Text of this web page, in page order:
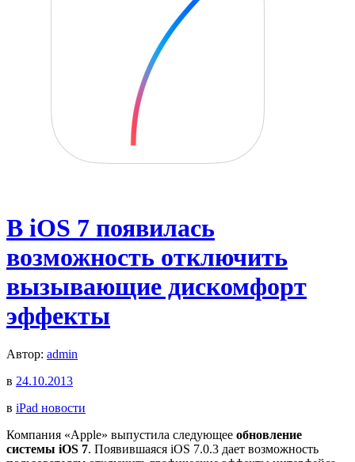
В iOS 7 появилась
возможность отключить
вызывающие дискомфорт
эффекты
Автор: admin
в 24.10.2013
в iPad новости
Компания «Apple» выпустила следующее обновление
системы iOS 7. Появившаяся iOS 7.0.3 дает возможность